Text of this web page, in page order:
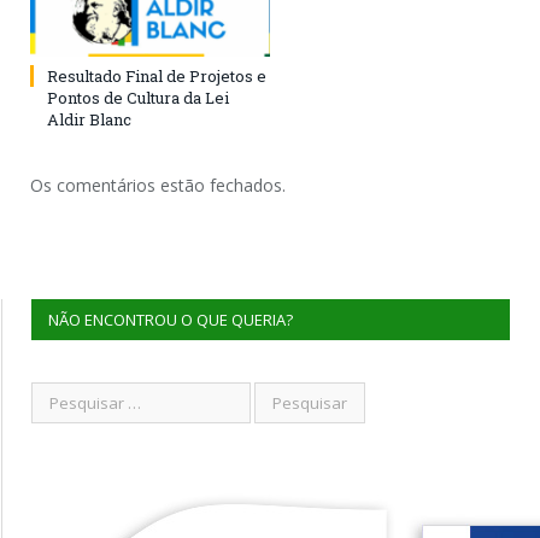
Resultado Final de Projetos e
Pontos de Cultura da Lei
Aldir Blanc
Os comentários estão fechados.
NÃO ENCONTROU O QUE QUERIA?